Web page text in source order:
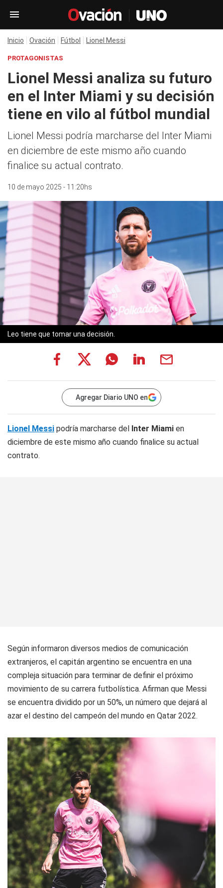
Inicio Ovación Fútbol Lionel Messi
PROTAGONISTAS
Lionel Messi analiza su futuro
en el Inter Miami y su decisión
tiene en vilo al fútbol mundial
Lionel Messi podría marcharse del Inter Miami
en diciembre de este mismo año cuando
finalice su actual contrato.
10 de mayo 2025 - 11:20hs
Leo tiene que tomar una decisión.
Agregar Diario UNO en
Lionel Messi podría marcharse del Inter Miami en
diciembre de este mismo año cuando finalice su actual
contrato.
Según informaron diversos medios de comunicación
extranjeros, el capitán argentino se encuentra en una
compleja situación para terminar de definir el próximo
movimiento de su carrera futbolística. Afirman que Messi
se encuentra dividido por un 50%, un número que dejará al
azar el destino del campeón del mundo en Qatar 2022.